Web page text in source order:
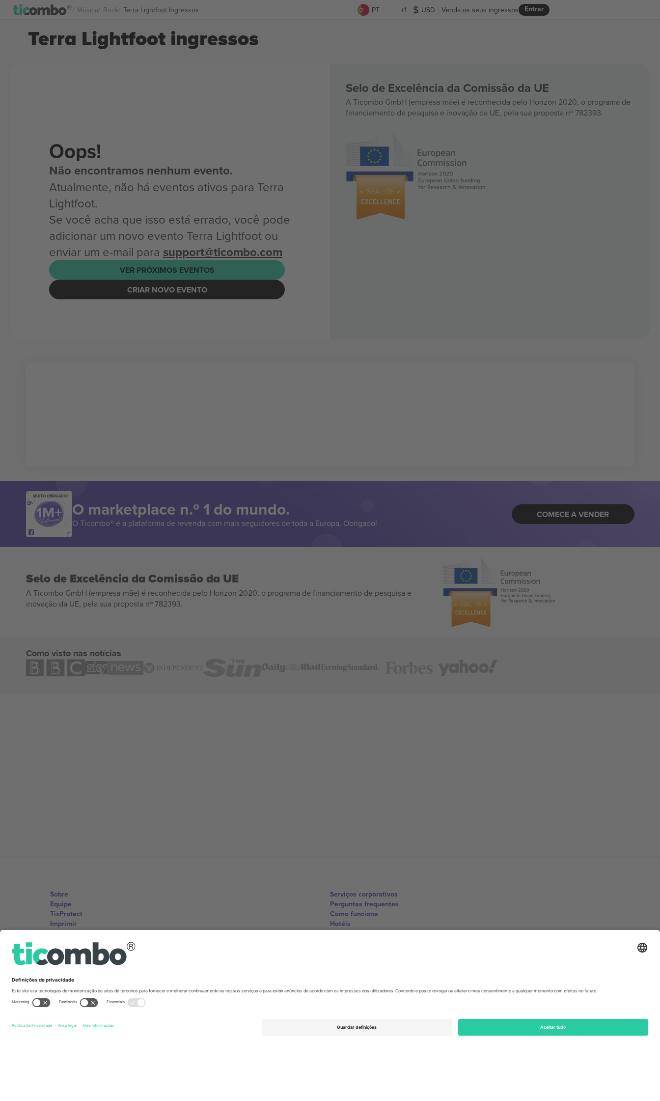
Música Rock Terra Lightfoot Ingressos PT +1 USD Entrar
Venda os seus ingressos
Terra Lightfoot ingressos
Oops!
Não encontramos nenhum evento.
Atualmente, não há eventos ativos para Terra
Lightfoot.
Se você acha que isso está errado, você pode
adicionar um novo evento Terra Lightfoot ou
enviar um e-mail para support@ticombo.com
VER PRÓXIMOS EVENTOS
CRIAR NOVO EVENTO
Selo de Excelência da Comissão da UE
A Ticombo GmbH (empresa-mãe) é reconhecida pelo Horizon 2020, o programa de
financiamento de pesquisa e inovação da UE, pela sua proposta nº 782393.
MUITO OBRIGADO!
O marketplace n.º 1 do mundo.
O Ticombo® é a plataforma de revenda com mais seguidores de toda a Europa. Obrigado!
COMECE A VENDER
Selo de Excelência da Comissão da UE
A Ticombo GmbH (empresa-mãe) é reconhecida pelo Horizon 2020, o programa de financiamento de pesquisa e
inovação da UE, pela sua proposta nº 782393.
Como visto nas notícias
Sobre
Equipe
TixProtect
Imprimir
Termos e Condições
Programa de afiliados
Serviços corporativos
Perguntas frequentes
Como funciona
Hotéis
Central da Copa do Mundo